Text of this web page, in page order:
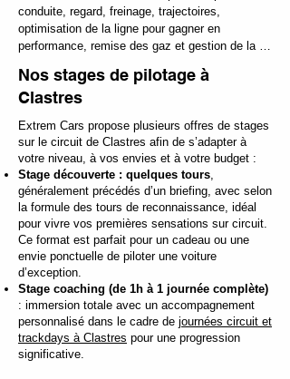
conduite, regard, freinage, trajectoires,
optimisation de la ligne pour gagner en
performance, remise des gaz et gestion de la
Contrairement à certains circuits très courts ou
compromis entre sécurité, plaisir et
apprentissage. Les débutants comme les
pilotes novices peuvent découvrir
progressivement les sensations du pilotage,
tandis que les conducteurs plus expérimentés
peuvent affiner leur technique et exploiter
davantage les performances de la voiture
choisie. Certains niveaux avancés abordent
aussi le freinage dégressif.
Le circuit est également apprécié pour son
environnement clair et rassurant. Ce site dédié
au pilotage, avec ses zones de dégagement, la
visibilité du tracé et l’encadrement
Nos stages de pilotage à
Clastres
Extrem Cars propose plusieurs offres de stages
sur le circuit de Clastres afin de s’adapter à
votre niveau, à vos envies et à votre budget :
Stage découverte : quelques tours,
généralement précédés d’un briefing, avec selon
la formule des tours de reconnaissance, idéal
pour vivre vos premières sensations sur circuit.
Ce format est parfait pour un cadeau ou une
envie ponctuelle de piloter une voiture
d’exception.
Stage coaching (de 1h à 1 journée complète)
: immersion totale avec un accompagnement
personnalisé dans le cadre de journées circuit et
trackdays à Clastres pour une progression
significative.